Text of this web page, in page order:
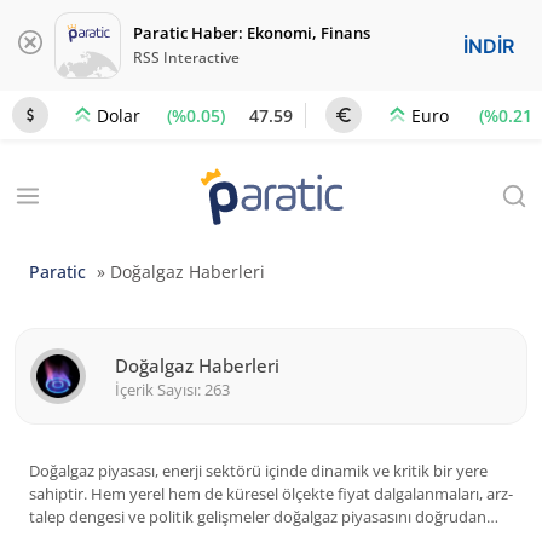
Paratic Haber: Ekonomi, Finans
RSS Interactive İNDİR
Dolar (%0.05) 47.59 Euro (%0.21)
Paratic » Doğalgaz Haberleri
Doğalgaz Haberleri
İçerik Sayısı: 263
Doğalgaz piyasası, enerji sektörü içinde dinamik ve kritik bir yere
sahiptir. Hem yerel hem de küresel ölçekte fiyat dalgalanmaları, arz-
talep dengesi ve politik gelişmeler doğalgaz piyasasını doğrudan